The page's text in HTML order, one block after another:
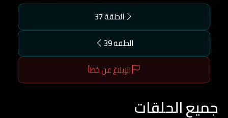
الحلقة 37
الحلقة 39
الإبلاغ عن خطأ
جميع الحلقات